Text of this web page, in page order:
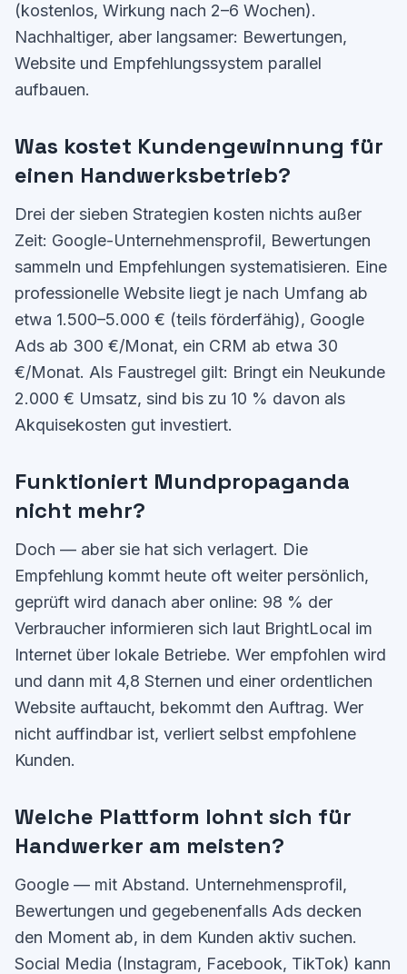
(kostenlos, Wirkung nach 2–6 Wochen).
Nachhaltiger, aber langsamer: Bewertungen,
Website und Empfehlungssystem parallel
aufbauen.
Was kostet Kundengewinnung für
einen Handwerksbetrieb?
Drei der sieben Strategien kosten nichts außer
Zeit: Google-Unternehmensprofil, Bewertungen
sammeln und Empfehlungen systematisieren. Eine
professionelle Website liegt je nach Umfang ab
etwa 1.500–5.000 € (teils förderfähig), Google
Ads ab 300 €/Monat, ein CRM ab etwa 30
€/Monat. Als Faustregel gilt: Bringt ein Neukunde
2.000 € Umsatz, sind bis zu 10 % davon als
Akquisekosten gut investiert.
Funktioniert Mundpropaganda
nicht mehr?
Doch — aber sie hat sich verlagert. Die
Empfehlung kommt heute oft weiter persönlich,
geprüft wird danach aber online: 98 % der
Verbraucher informieren sich laut BrightLocal im
Internet über lokale Betriebe. Wer empfohlen wird
und dann mit 4,8 Sternen und einer ordentlichen
Website auftaucht, bekommt den Auftrag. Wer
nicht auffindbar ist, verliert selbst empfohlene
Kunden.
Welche Plattform lohnt sich für
Handwerker am meisten?
Google — mit Abstand. Unternehmensprofil,
Bewertungen und gegebenenfalls Ads decken
den Moment ab, in dem Kunden aktiv suchen.
Social Media (Instagram, Facebook, TikTok) kann